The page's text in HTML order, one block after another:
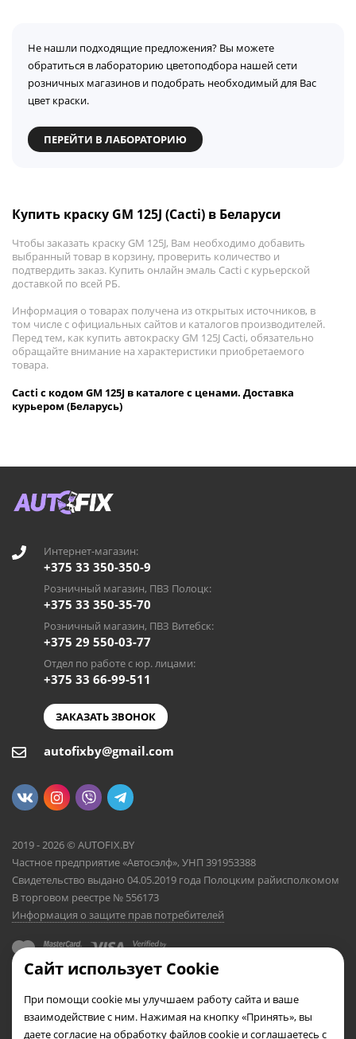
Не нашли подходящие предложения? Вы можете
обратиться в лабораторию цветоподбора нашей сети
розничных магазинов и подобрать необходимый для Вас
цвет краски.
ПЕРЕЙТИ В ЛАБОРАТОРИЮ
Купить краску GM 125J (Cacti) в Беларуси
Чтобы заказать краску GM 125J, Вам необходимо добавить
выбранный товар в корзину, проверить количество и
подтвердить заказ. Купить онлайн эмаль Cacti с курьерской
доставкой по всей РБ.
Информация о товарах получена из открытых источников, в
том числе с официальных сайтов и каталогов производителей.
Перед тем, как купить автокраску GM 125J Cacti, обязательно
обращайте внимание на характеристики приобретаемого
товара.
Cacti с кодом GM 125J в каталоге с ценами. Доставка
курьером (Беларусь)
Интернет-магазин:
+375 33 350-350-9
Розничный магазин, ПВЗ Полоцк:
+375 33 350-35-70
Розничный магазин, ПВЗ Витебск:
+375 29 550-03-77
Отдел по работе с юр. лицами:
+375 33 66-99-511
ЗАКАЗАТЬ ЗВОНОК
autofixby@gmail.com
2019 - 2026 © AUTOFIX.BY
Частное предприятие «Автосэлф», УНП 391953388
Свидетельство выдано 04.05.2019 года Полоцким райисполкомом
В торговом реестре № 556173
Информация о защите прав потребителей
Сайт использует Cookie
При помощи cookie мы улучшаем работу сайта и ваше
взаимодействие с ним. Нажимая на кнопку «Принять», вы
даете согласие на обработку файлов cookie и соглашаетесь с